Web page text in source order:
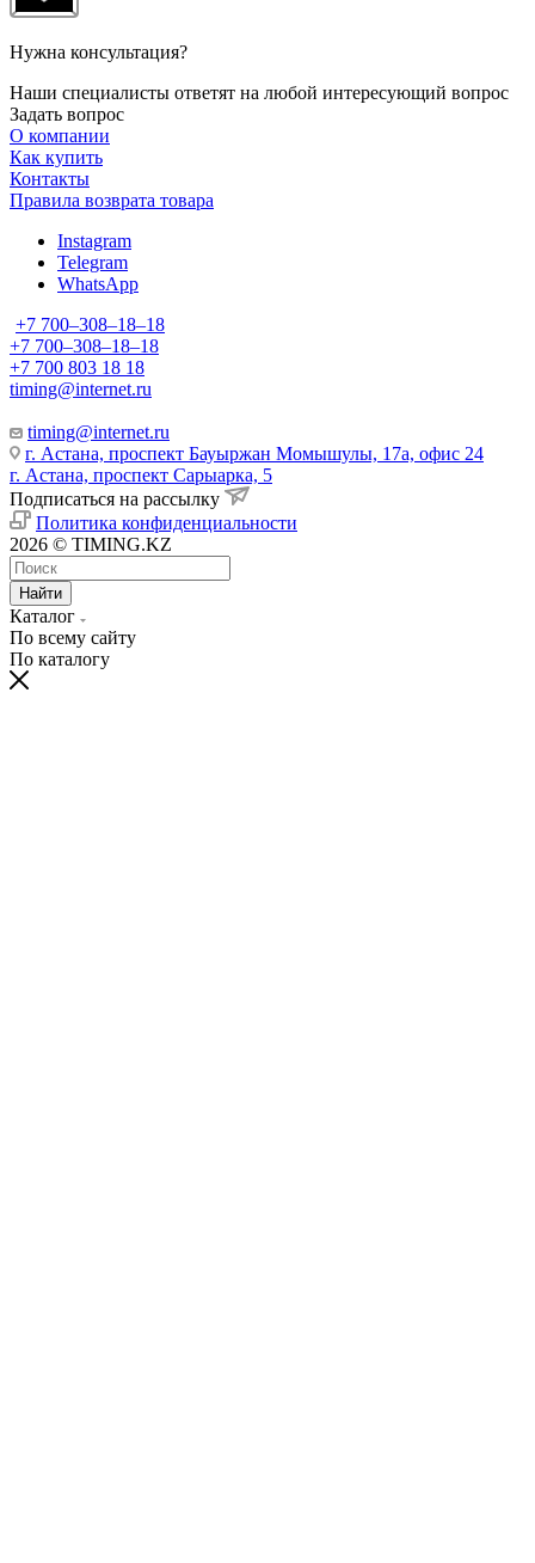
Нужна консультация?
Наши специалисты ответят на любой интересующий вопрос
Задать вопрос
О компании
Как купить
Контакты
Правила возврата товара
Instagram
Telegram
WhatsApp
+7 700‒308‒18‒18
+7 700‒308‒18‒18
+7 700 803 18 18
timing@internet.ru
timing@internet.ru
г. Астана, проспект Бауыржан Момышулы, 17а, офис 24
г. Астана, проспект Сарыарка, 5
Подписаться на рассылку
Политика конфиденциальности
2026 © TIMING.KZ
Найти
Каталог
По всему сайту
По каталогу